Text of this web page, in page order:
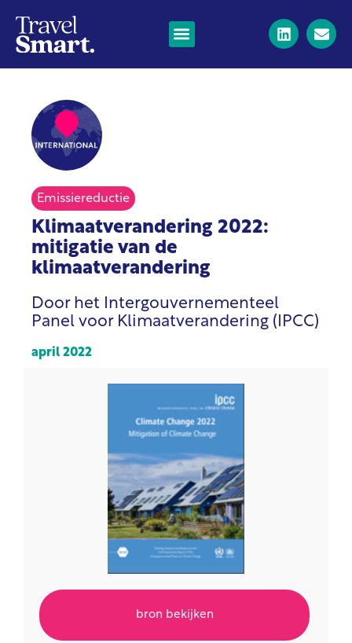
Emissiereductie
Klimaatverandering 2022:
mitigatie van de
klimaatverandering
Door het Intergouvernementeel
Panel voor Klimaatverandering (IPCC)
april 2022
bron bekijken